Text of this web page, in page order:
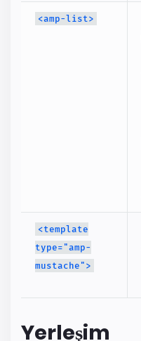
<amp-list>
<template
type="amp-
mustache">
Yerleşim